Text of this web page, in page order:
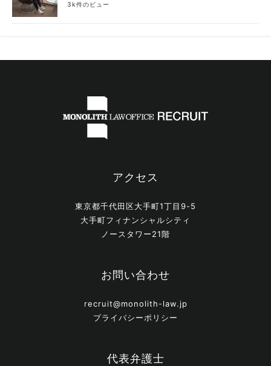
3k件のビュー
アクセス
東京都千代田区大手町1丁目9-5
大手町フィナンシャルシティ
ノースタワー21階
お問い合わせ
recruit@monolith-law.jp
プライバシーポリシー
代表弁護士